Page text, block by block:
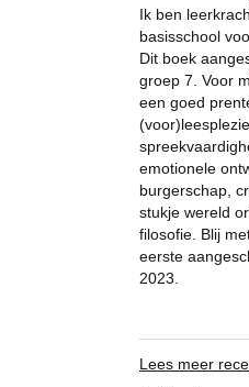
Ik ben
basisschool
Dit boek
groep 7. Voor
een goed
emotionele
burgerschap,
stukje wereld
filosofie. Blij
eerste
2023.
Lees meer